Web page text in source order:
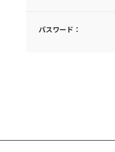
パスワード：